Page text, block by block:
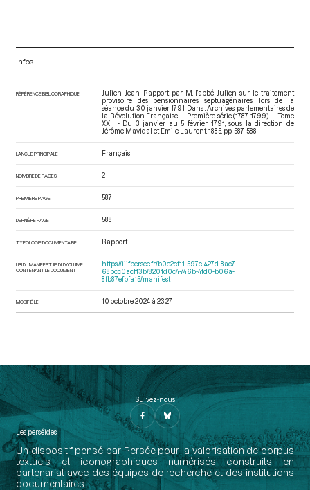
Infos
RÉFÉRENCE BIBLIOGRAPHIQUE
Julien Jean. Rapport par M. l’abbé Julien sur le traitement
provisoire des pensionnaires septuagénaires, lors de la
séance du 30 janvier 1791. Dans : Archives parlementaires de
la Révolution Française — Première série (1787-1799) — Tome
XXII - Du 3 janvier au 5 février 1791
, sous la direction de
Jérôme Mavidal et Emile Laurent. 1885. pp. 587-588.
LANGUE PRINCIPALE Français
NOMBRE DE PAGES 2
PREMIÈRE PAGE 587
DERNIÈRE PAGE 588
TYPOLOGIE DOCUMENTAIRE Rapport
URI DU MANIFEST IIIF DU VOLUME
CONTENANT LE DOCUMENT
https://iiif.persee.fr/b0e2cf11-597c-427d-8ac7-
68bcc0acf13b/8201d0c4-746b-4fd0-b06a-
8fb87efbfa15/manifest
MODIFIÉ LE 10 octobre 2024 à 23:27
Suivez-nous
Les perséides
Un dispositif pensé par Persée pour la valorisation de corpus
textuels et iconographiques numérisés construits en
partenariat avec des équipes de recherche et des institutions
documentaires.